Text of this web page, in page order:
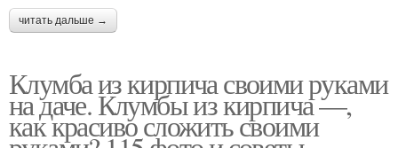
читать дальше →
Клумба из кирпича своими руками
на даче. Клумбы из кирпича —,
как красиво сложить своими